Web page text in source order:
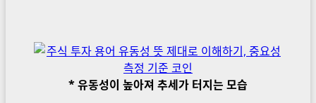
* 유동성이 높아져 추세가 터지는 모습